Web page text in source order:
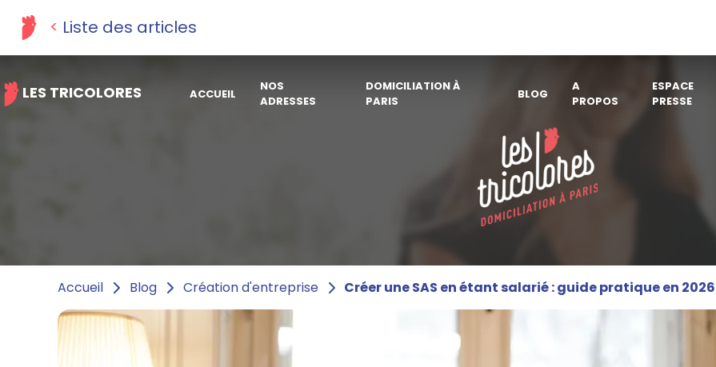
LES TRICOLORES ACCUEIL
NOS
ADRESSES
DOMICILIATION À
PARIS
BLOG
A
PROPOS
ESPACE
PRESSE
Liste des articles
Accueil Blog Création d'entreprise Créer une SAS en étant salarié : guide pratique en 2026